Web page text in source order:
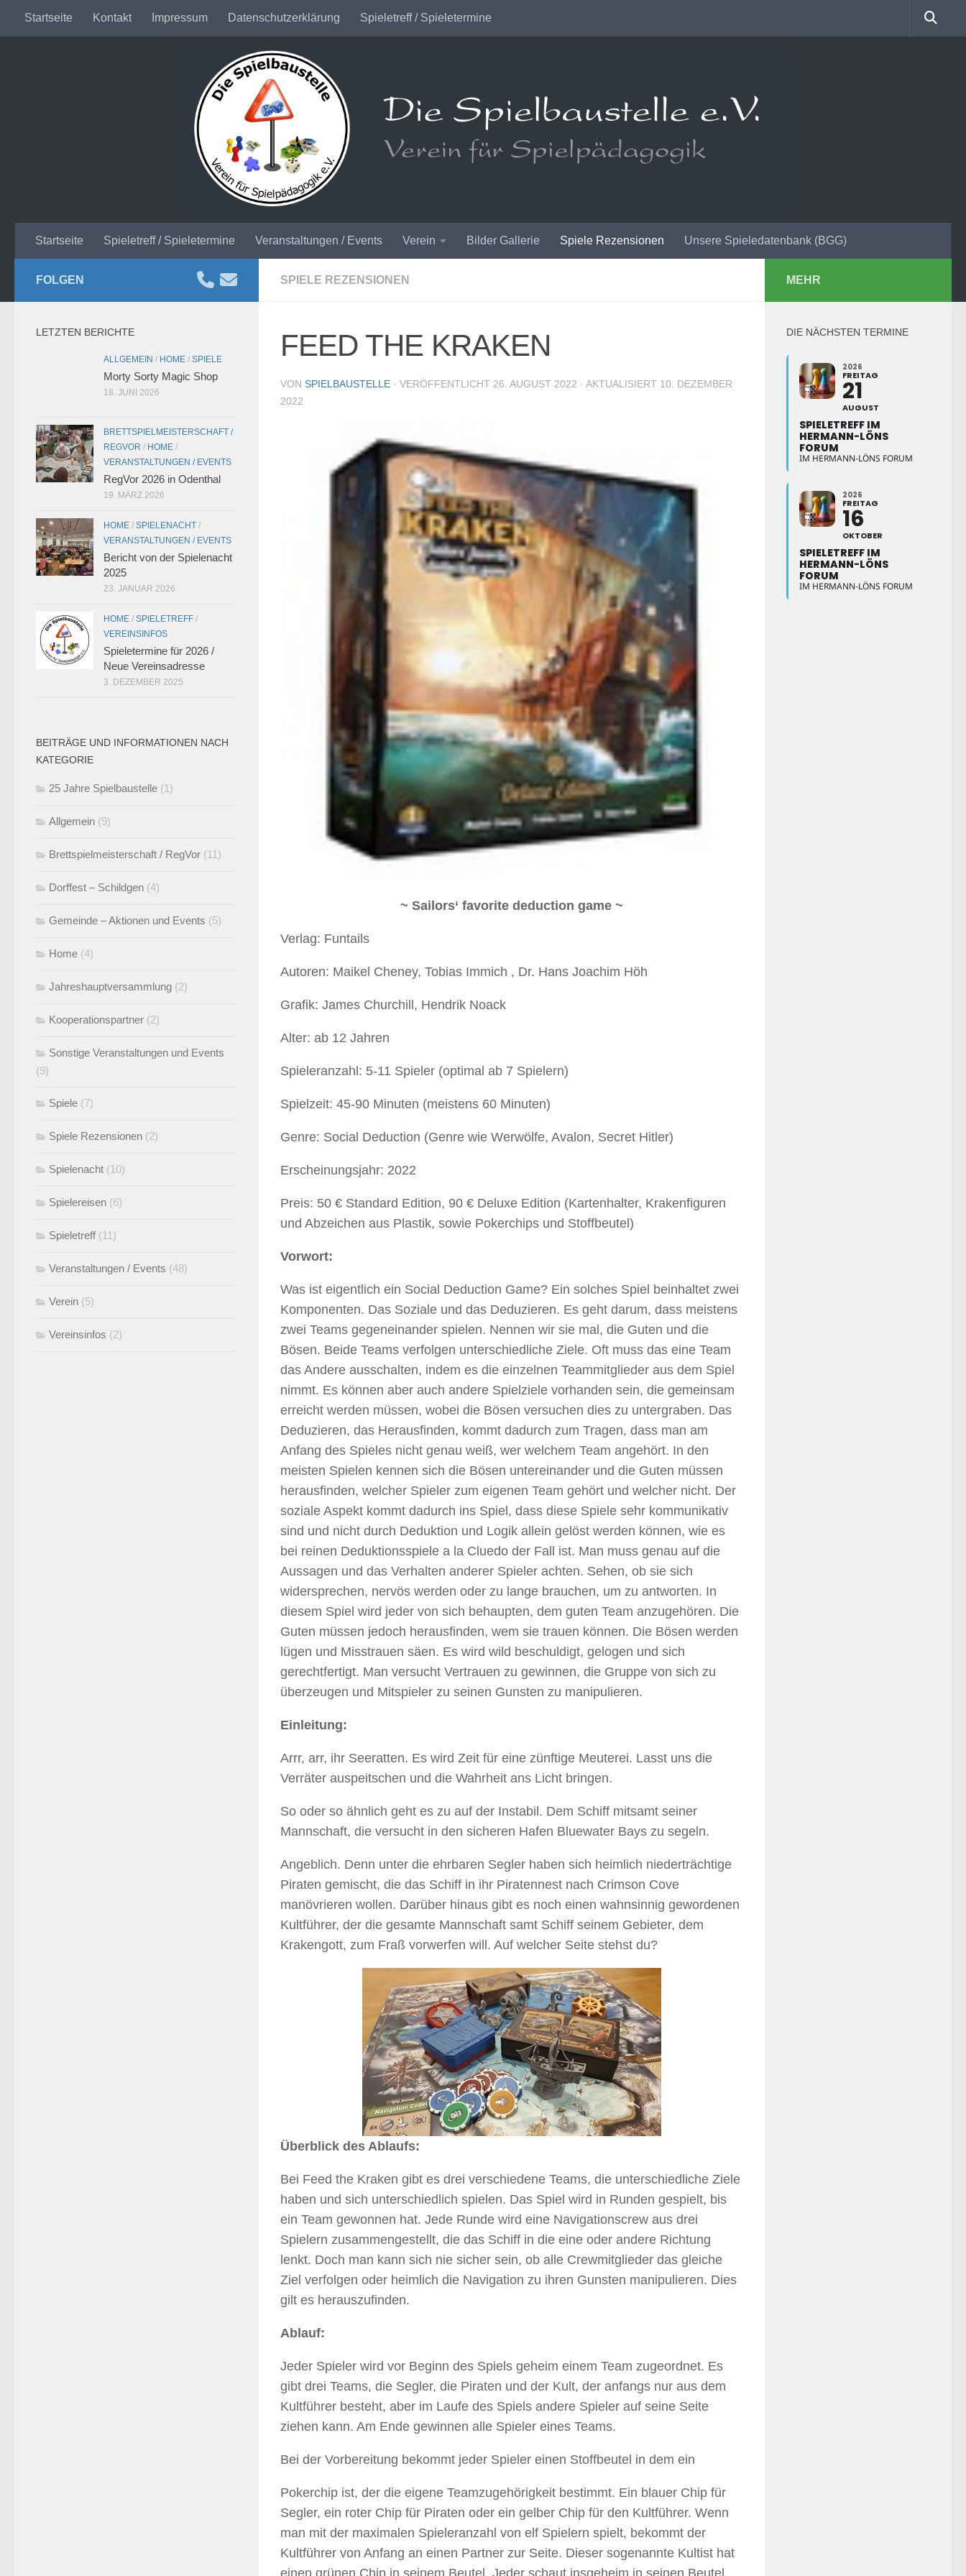
Unter dem Inhalt
Startseite Kontakt Impressum Datenschutzerklärung Spieletreff / Spieletermine
Startseite Spieletreff / Spieletermine Veranstaltungen / Events Verein Bilder Gallerie Spiele Rezensionen Unsere Spieledatenbank (BGG)
SPIELE REZENSIONEN
FEED THE KRAKEN
VON SPIELBAUSTELLE · VERÖFFENTLICHT 26. AUGUST 2022 · AKTUALISIERT 10. DEZEMBER
2022
~ Sailors‘ favorite deduction game ~
Verlag: Funtails
Autoren: Maikel Cheney, Tobias Immich , Dr. Hans Joachim Höh
Grafik: James Churchill, Hendrik Noack
Alter: ab 12 Jahren
Spieleranzahl: 5-11 Spieler (optimal ab 7 Spielern)
Spielzeit: 45-90 Minuten (meistens 60 Minuten)
Genre: Social Deduction (Genre wie Werwölfe, Avalon, Secret Hitler)
Erscheinungsjahr: 2022
Preis: 50 € Standard Edition, 90 € Deluxe Edition (Kartenhalter, Krakenfiguren
und Abzeichen aus Plastik, sowie Pokerchips und Stoffbeutel)
Vorwort:
Was ist eigentlich ein Social Deduction Game? Ein solches Spiel beinhaltet zwei
Komponenten. Das Soziale und das Deduzieren. Es geht darum, dass meistens
zwei Teams gegeneinander spielen. Nennen wir sie mal, die Guten und die
Bösen. Beide Teams verfolgen unterschiedliche Ziele. Oft muss das eine Team
das Andere ausschalten, indem es die einzelnen Teammitglieder aus dem Spiel
nimmt. Es können aber auch andere Spielziele vorhanden sein, die gemeinsam
erreicht werden müssen, wobei die Bösen versuchen dies zu untergraben. Das
Deduzieren, das Herausfinden, kommt dadurch zum Tragen, dass man am
Anfang des Spieles nicht genau weiß, wer welchem Team angehört. In den
meisten Spielen kennen sich die Bösen untereinander und die Guten müssen
herausfinden, welcher Spieler zum eigenen Team gehört und welcher nicht. Der
soziale Aspekt kommt dadurch ins Spiel, dass diese Spiele sehr kommunikativ
sind und nicht durch Deduktion und Logik allein gelöst werden können, wie es
bei reinen Deduktionsspiele a la Cluedo der Fall ist. Man muss genau auf die
Aussagen und das Verhalten anderer Spieler achten. Sehen, ob sie sich
widersprechen, nervös werden oder zu lange brauchen, um zu antworten. In
diesem Spiel wird jeder von sich behaupten, dem guten Team anzugehören. Die
Guten müssen jedoch herausfinden, wem sie trauen können. Die Bösen werden
lügen und Misstrauen säen. Es wird wild beschuldigt, gelogen und sich
gerechtfertigt. Man versucht Vertrauen zu gewinnen, die Gruppe von sich zu
überzeugen und Mitspieler zu seinen Gunsten zu manipulieren.
Einleitung:
Arrr, arr, ihr Seeratten. Es wird Zeit für eine zünftige Meuterei. Lasst uns die
Verräter auspeitschen und die Wahrheit ans Licht bringen.
So oder so ähnlich geht es zu auf der Instabil. Dem Schiff mitsamt seiner
Mannschaft, die versucht in den sicheren Hafen Bluewater Bays zu segeln.
Angeblich. Denn unter die ehrbaren Segler haben sich heimlich niederträchtige
Piraten gemischt, die das Schiff in ihr Piratennest nach Crimson Cove
manövrieren wollen. Darüber hinaus gibt es noch einen wahnsinnig gewordenen
Kultführer, der die gesamte Mannschaft samt Schiff seinem Gebieter, dem
Krakengott, zum Fraß vorwerfen will. Auf welcher Seite stehst du?
Überblick des Ablaufs:
Bei Feed the Kraken gibt es drei verschiedene Teams, die unterschiedliche Ziele
haben und sich unterschiedlich spielen. Das Spiel wird in Runden gespielt, bis
ein Team gewonnen hat. Jede Runde wird eine Navigationscrew aus drei
Spielern zusammengestellt, die das Schiff in die eine oder andere Richtung
lenkt. Doch man kann sich nie sicher sein, ob alle Crewmitglieder das gleiche
Ziel verfolgen oder heimlich die Navigation zu ihren Gunsten manipulieren. Dies
gilt es herauszufinden.
Ablauf:
Jeder Spieler wird vor Beginn des Spiels geheim einem Team zugeordnet. Es
gibt drei Teams, die Segler, die Piraten und der Kult, der anfangs nur aus dem
Kultführer besteht, aber im Laufe des Spiels andere Spieler auf seine Seite
ziehen kann. Am Ende gewinnen alle Spieler eines Teams.
Bei der Vorbereitung bekommt jeder Spieler einen Stoffbeutel in dem ein
Pokerchip ist, der die eigene Teamzugehörigkeit bestimmt. Ein blauer Chip für
Segler, ein roter Chip für Piraten oder ein gelber Chip für den Kultführer. Wenn
man mit der maximalen Spieleranzahl von elf Spielern spielt, bekommt der
Kultführer von Anfang an einen Partner zur Seite. Dieser sogenannte Kultist hat
einen grünen Chip in seinem Beutel. Jeder schaut insgeheim in seinen Beutel
FOLGEN
LETZTEN BERICHTE
ALLGEMEIN / HOME / SPIELE
Morty Sorty Magic Shop
18. JUNI 2026
BRETTSPIELMEISTERSCHAFT /
REGVOR / HOME /
VERANSTALTUNGEN / EVENTS
RegVor 2026 in Odenthal
19. MÄRZ 2026
HOME / SPIELENACHT /
VERANSTALTUNGEN / EVENTS
Bericht von der Spielenacht
2025
23. JANUAR 2026
HOME / SPIELETREFF /
VEREINSINFOS
Spieletermine für 2026 /
Neue Vereinsadresse
3. DEZEMBER 2025
BEITRÄGE UND INFORMATIONEN NACH
KATEGORIE
25 Jahre Spielbaustelle (1)
Allgemein (9)
Brettspielmeisterschaft / RegVor (11)
Dorffest – Schildgen (4)
Gemeinde – Aktionen und Events (5)
Home (4)
Jahreshauptversammlung (2)
Kooperationspartner (2)
Sonstige Veranstaltungen und Events
(9)
Spiele (7)
Spiele Rezensionen (2)
Spielenacht (10)
Spielereisen (6)
Spieletreff (11)
Veranstaltungen / Events (48)
Verein (5)
Vereinsinfos (2)
MEHR
DIE NÄCHSTEN TERMINE
2026
FREITAG
21
AUGUST
SPIELETREFF IM
HERMANN-LÖNS
FORUM
IM HERMANN-LÖNS FORUM
2026
FREITAG
16
OKTOBER
SPIELETREFF IM
HERMANN-LÖNS
FORUM
IM HERMANN-LÖNS FORUM